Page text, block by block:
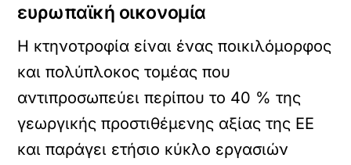
ευρωπαϊκή οικονομία
Η κτηνοτροφία είναι ένας ποικιλόμορφος
και πολύπλοκος τομέας που
αντιπροσωπεύει περίπου το 40 % της
γεωργικής προστιθέμενης αξίας της ΕΕ
και παράγει ετήσιο κύκλο εργασιών